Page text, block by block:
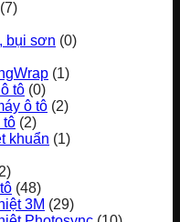
(7)
bụi sơn (0)
(1)
tô (0)
ô tô (2)
tô (2)
khuẩn (1)
(48)
3M (29)